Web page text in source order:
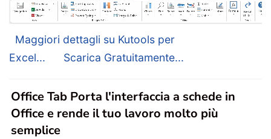
Maggiori dettagli su Kutools per
Excel...
Scarica Gratuitamente...
Office Tab Porta l'interfaccia a schede in
Office e rende il tuo lavoro molto più
semplice